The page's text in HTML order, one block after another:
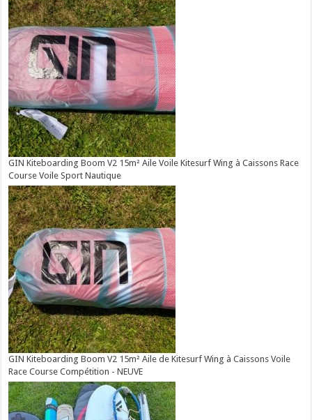
GIN Kiteboarding Boom V2 15m² Aile Voile Kitesurf Wing à Caissons Race
Course Voile Sport Nautique
GIN Kiteboarding Boom V2 15m² Aile de Kitesurf Wing à Caissons Voile
Race Course Compétition - NEUVE